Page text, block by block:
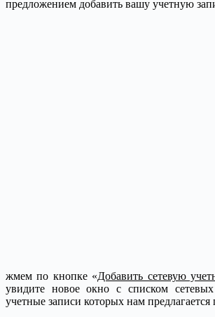
предложением добавить вашу учетную
жмем по кнопке «Добавить сетевую
увидите новое окно с списком
учетные записи которых нам